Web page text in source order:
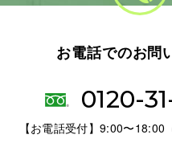
お電話でのお問
0120-
【お電話受付】9:00〜18:00